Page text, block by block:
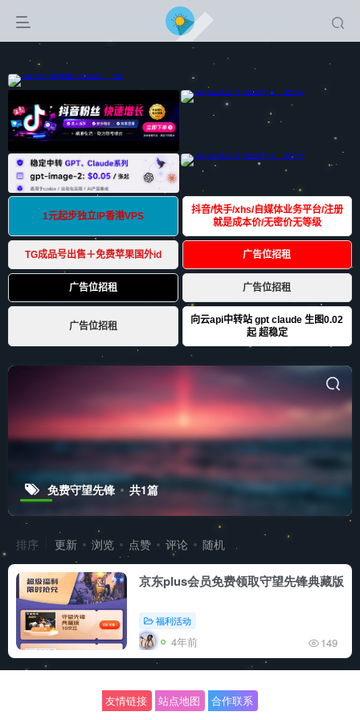
免费守望先锋 共1篇
排序 更新 浏览 点赞 评论 随机
京东plus会员免费领取守望先锋典藏版
福利活动
4年前 149
友情链接 站点地图 合作联系